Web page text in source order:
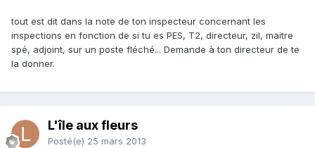
tout est dit dans la note de ton inspecteur concernant les
inspections en fonction de si tu es PES, T2, directeur, zil, maitre
spé, adjoint, sur un poste fléché... Demande à ton directeur de te
la donner.
L'île aux fleurs
Posté(e) 25 mars 2013